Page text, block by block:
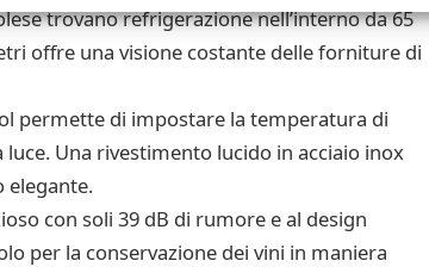
trovano refrigerazione nell’interno da 65
offre una visione costante delle forniture di
permette di impostare la temperatura di
Una rivestimento lucido in acciaio inox
elegante.
con soli 39 dB di rumore e al design
per la conservazione dei vini in maniera